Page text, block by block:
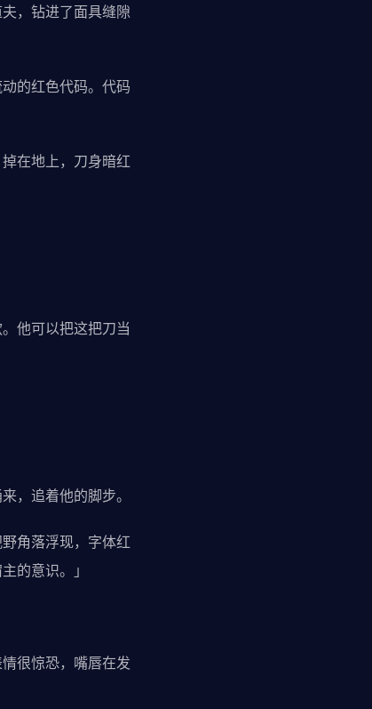
，钻进了面具缝隙
的红色代码。代码
在地上，刀身暗红
他可以把这把刀当
，追着他的脚步。
角落浮现，字体红
的意识。」
很惊恐，嘴唇在发